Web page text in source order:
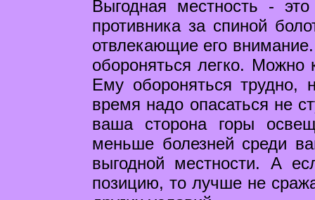
Выгодная местность -
противника за спиной
отвлекающие его
обороняться легко. Можно
Ему обороняться трудно,
время надо опасаться не
ваша сторона горы
меньше болезней среди
выгодной местности. А
позицию, то лучше не